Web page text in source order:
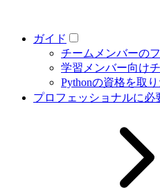
ガイド
チームメンバーの
学習メンバー向け
Pythonの資格を取
プロフェッショナルに必